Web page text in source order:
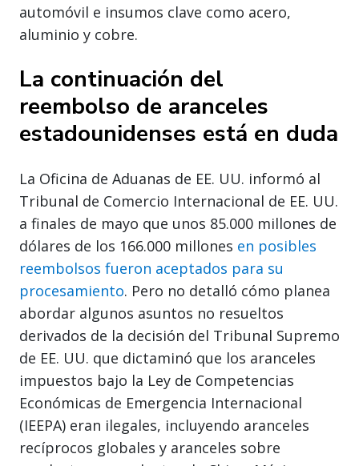
automóvil e insumos clave como acero,
aluminio y cobre.
La continuación del
reembolso de aranceles
estadounidenses está en duda
La Oficina de Aduanas de EE. UU. informó al
Tribunal de Comercio Internacional de EE. UU.
a finales de mayo que unos 85.000 millones de
dólares de los 166.000 millones en posibles
reembolsos fueron aceptados para su
procesamiento. Pero no detalló cómo planea
abordar algunos asuntos no resueltos
derivados de la decisión del Tribunal Supremo
de EE. UU. que dictaminó que los aranceles
impuestos bajo la Ley de Competencias
Económicas de Emergencia Internacional
(IEEPA) eran ilegales, incluyendo aranceles
recíprocos globales y aranceles sobre